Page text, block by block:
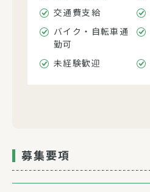
交通費支給
バイク・自転車通
勤可
未経験歓迎
募集要項